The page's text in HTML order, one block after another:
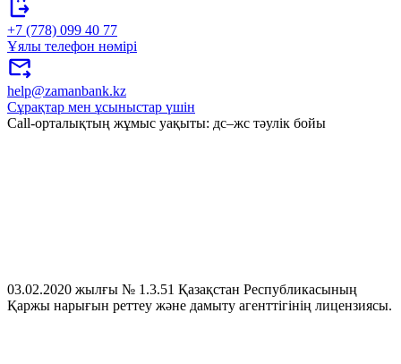
+7 (778) 099 40 77
Ұялы телефон нөмірі
help@zamanbank.kz
Сұрақтар мен ұсыныстар үшін
Call-орталықтың жұмыс уақыты: дс–жс тәулік бойы
03.02.2020 жылғы № 1.3.51 Қазақстан Республикасының
Қаржы нарығын реттеу және дамыту агенттігінің лицензиясы.